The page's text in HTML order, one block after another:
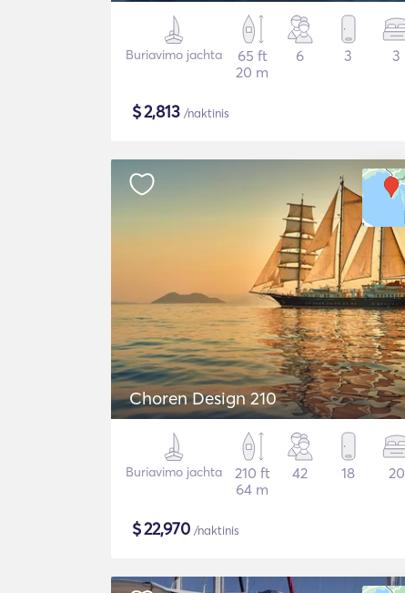
Buriavimo jachta
65 ft
20 m
6 3 3
$2,813 /naktinis
Choren Design 210
Buriavimo jachta
210 ft
64 m
42 18 20
$22,970 /naktinis